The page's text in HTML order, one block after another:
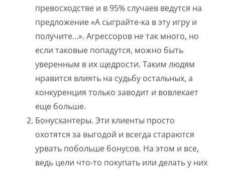
превосходстве и в 95% случаев ведутся на
предложение «А сыграйте-ка в эту игру и
получите…». Агрессоров не так много, но
если таковые попадутся, можно быть
уверенным в их щедрости. Таким людям
нравится влиять на судьбу остальных, а
конкуренция только заводит и вовлекает
еще больше.
Бонусхантеры. Эти клиенты просто
охотятся за выгодой и всегда стараются
урвать побольше бонусов. На этом и все,
ведь цели что-то покупать или делать у них